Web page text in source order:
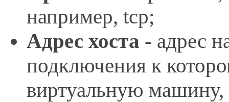
например, tcp;
Адрес хоста - адрес
подключения к
виртуальную